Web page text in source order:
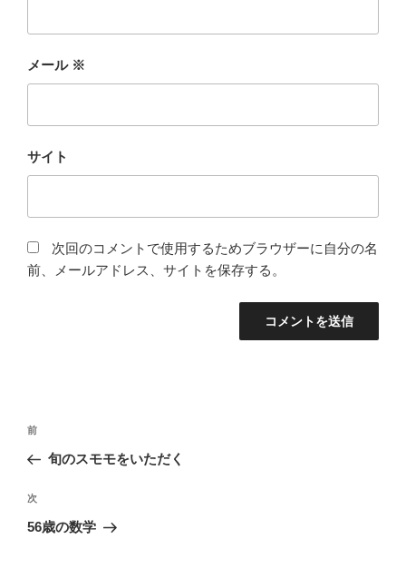
メール ※
サイト
次回のコメントで使用するためブラウザーに自分の名
前、メールアドレス、サイトを保存する。
投
ナ
ビ
ゲ
前
の
稿
前
旬のスモモをいただく
次
の
次
56歳の数学